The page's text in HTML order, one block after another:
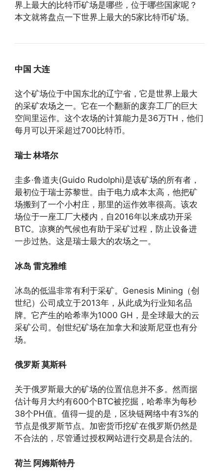
界上最大的比特币矿场是哪些，位于哪些国家呢？
本文就将盘点一下世界上最大的5家比特币矿场。
中国 大连
这个矿场位于中国东北的辽宁省，它是世界上最大
的采矿农场之一。它在一个翻新的废弃工厂的巨大
空间里运作。这个农场的计算能力是36万TH，他们
每月可以开采超过700比特币。
瑞士 林塔尔
圭多·鲁道夫(Guido Rudolphi)是该矿场的所有者，
最初位于瑞士苏黎世。由于电力成本太高，他把矿
场搬到了一个小村庄，那里的运作效率很高。该农
场位于一座工厂大楼内，自2016年以来成功开采
BTC。凉爽的气候也有助于采矿过程，防止设备进
一步过热。这是瑞士最大的农场之一。
冰岛 雷克雅维
冰岛的低温非常有利于采矿。Genesis Mining（创
世纪）公司成立于2013年，从此成为行业知名品
牌。它产生的哈希率为1000 GH，是全球最大的云
采矿公司。创世纪矿场在加拿大和波斯尼亚也有分
场。
俄罗斯 莫斯科
关于俄罗斯最大的矿场的位置信息并不多。然而据
估计每月大约有600个BTC被挖掘，哈希率为每秒
38个PH值。值得一提的是，区块链网络中有3%的
节点是俄罗斯节点。加密货币挖矿在俄罗斯仍然是
不合法的，尽管通过授权网站进行交易是合法的。
荷兰 阿姆斯特丹